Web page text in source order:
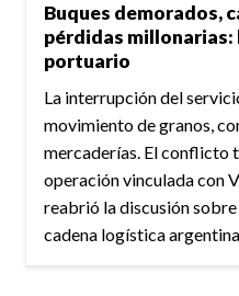
Buques demorados,
pérdidas
portuario
La interrupción del
movimiento de granos,
mercaderías. El conflicto
operación vinculada con
reabrió la discusión
cadena logística